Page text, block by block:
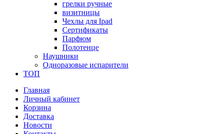
грелки ручные
визитницы
Чехлы для Ipad
Сертификаты
Парфюм
Полотенце
Наушники
Одноразовые испарители
ТОП
Главная
Личный кабинет
Корзина
Доставка
Новости